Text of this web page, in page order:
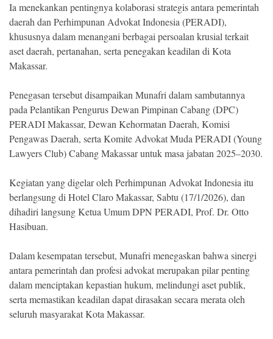
Menara
Indonesia
.
All
Reserve
Ia menekankan pentingnya kolaborasi strategis antara pemerintah
daerah dan Perhimpunan Advokat Indonesia (PERADI),
khususnya dalam menangani berbagai persoalan krusial terkait
aset daerah, pertanahan, serta penegakan keadilan di Kota
Makassar.
Penegasan tersebut disampaikan Munafri dalam sambutannya
pada Pelantikan Pengurus Dewan Pimpinan Cabang (DPC)
PERADI Makassar, Dewan Kehormatan Daerah, Komisi
Pengawas Daerah, serta Komite Advokat Muda PERADI (Young
Lawyers Club) Cabang Makassar untuk masa jabatan 2025–2030.
Kegiatan yang digelar oleh Perhimpunan Advokat Indonesia itu
berlangsung di Hotel Claro Makassar, Sabtu (17/1/2026), dan
dihadiri langsung Ketua Umum DPN PERADI, Prof. Dr. Otto
Hasibuan.
Dalam kesempatan tersebut, Munafri menegaskan bahwa sinergi
antara pemerintah dan profesi advokat merupakan pilar penting
dalam menciptakan kepastian hukum, melindungi aset publik,
serta memastikan keadilan dapat dirasakan secara merata oleh
seluruh masyarakat Kota Makassar.